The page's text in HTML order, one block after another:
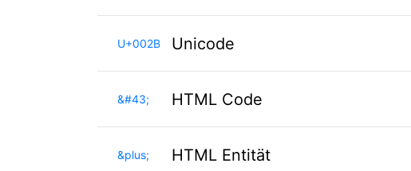
U+002B Unicode
&#43; HTML Code
&plus; HTML Entität